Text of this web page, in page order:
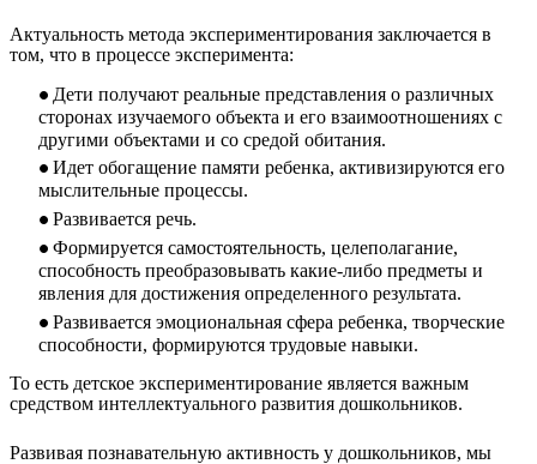
Актуальность метода экспериментирования заключается в
том, что в процессе эксперимента:
Дети получают реальные представления о различных
сторонах изучаемого объекта и его взаимоотношениях с
другими объектами и со средой обитания.
Идет обогащение памяти ребенка, активизируются его
мыслительные процессы.
Развивается речь.
Формируется самостоятельность, целеполагание,
способность преобразовывать какие-либо предметы и
явления для достижения определенного результата.
Развивается эмоциональная сфера ребенка, творческие
способности, формируются трудовые навыки.
То есть детское экспериментирование является важным
средством интеллектуального развития дошкольников.
Развивая познавательную активность у дошкольников, мы